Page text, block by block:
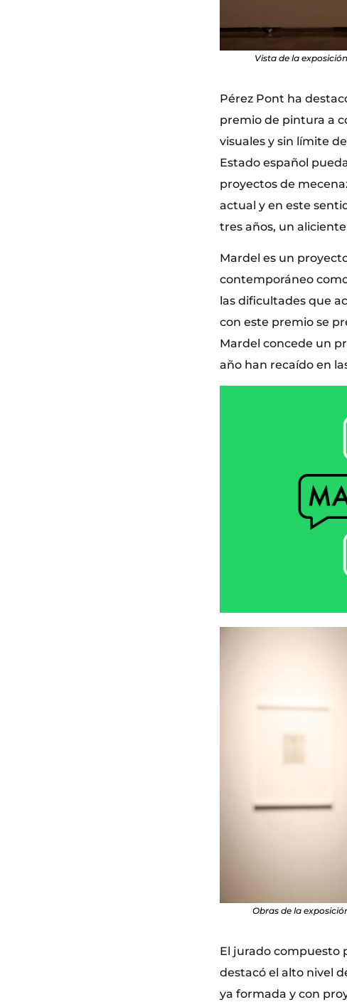
Vista de la
Pérez Pont ha
premio de pintura a
visuales y sin límite
Estado español
proyectos de
actual y en este
tres años, un
Mardel es un
contemporáneo
las dificultades que
con este premio se
Mardel concede un
año han recaído en
Obras de la
El jurado compuesto
destacó el alto nivel
ya formada y con